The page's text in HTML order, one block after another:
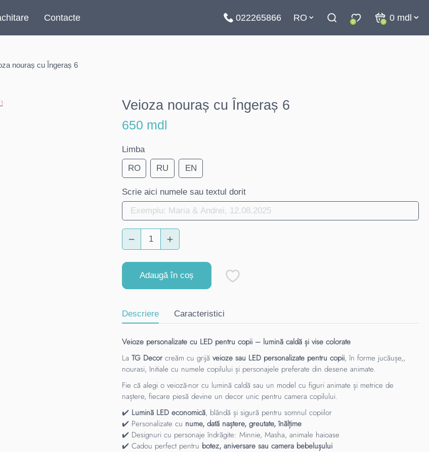
Contacte 022265866 RO 0 0 0 mdl
nouraș cu Îngeraș 6
Veioza nouraș cu Îngeraș 6
650 mdl
Limba
RO
RU EN
Scrie aici numele sau textul dorit
Adaugă în coș
Descriere Caracteristici
Veioze personalizate cu LED pentru copii – lumină caldă și vise colorate
LaTG Decor creăm cu grijăveioze sau LED personalizate pentru copii, în forme jucăușe,,
nourasi, Initiale cu numele copilului și personajele preferate din desene animate.
Fie că alegi o veioză-nor cu lumină caldă sau un model cu figuri animate și metrice de
naștere, fiecare piesă devine un decor unic pentru camera copilului.
✔️ Lumină LED economică, blândă și sigură pentru somnul copiilor
✔️ Personalizate cu nume, dată naștere, greutate, înălțime
✔️ Designuri cu personaje îndrăgite: Minnie, Masha, animale haioase
✔️ Cadou perfect pentru botez, aniversare sau camera bebelușului